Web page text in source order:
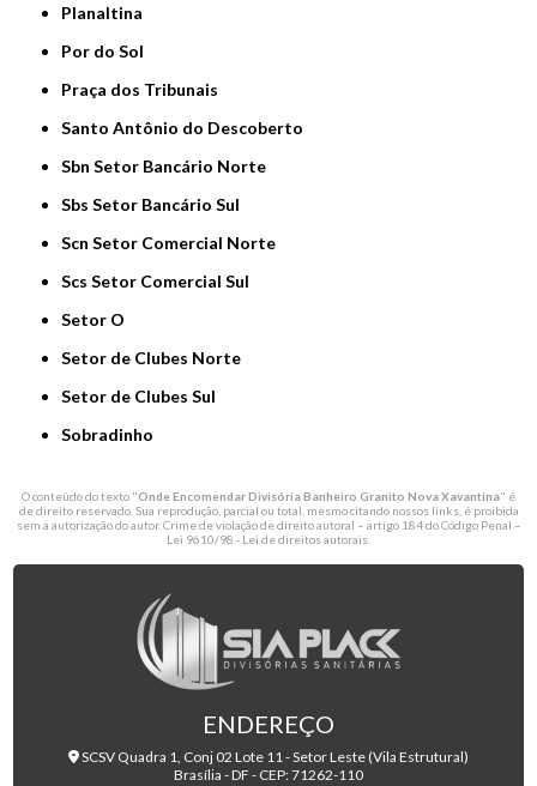
Planaltina
Por do Sol
Praça dos Tribunais
Santo Antônio do Descoberto
Sbn Setor Bancário Norte
Sbs Setor Bancário Sul
Scn Setor Comercial Norte
Scs Setor Comercial Sul
Setor O
Setor de Clubes Norte
Setor de Clubes Sul
Sobradinho
O conteúdo do texto "Onde Encomendar Divisória Banheiro Granito Nova Xavantina" é
de direito reservado. Sua reprodução, parcial ou total, mesmo citando nossos links, é proibida
sem a autorização do autor. Crime de violação de direito autoral – artigo 184 do Código Penal –
Lei 9610/98 - Lei de direitos autorais
ENDEREÇO
SCSV Quadra 1, Conj 02 Lote 11 - Setor Leste (Vila Estrutural)
Brasília - DF - CEP: 71262-110